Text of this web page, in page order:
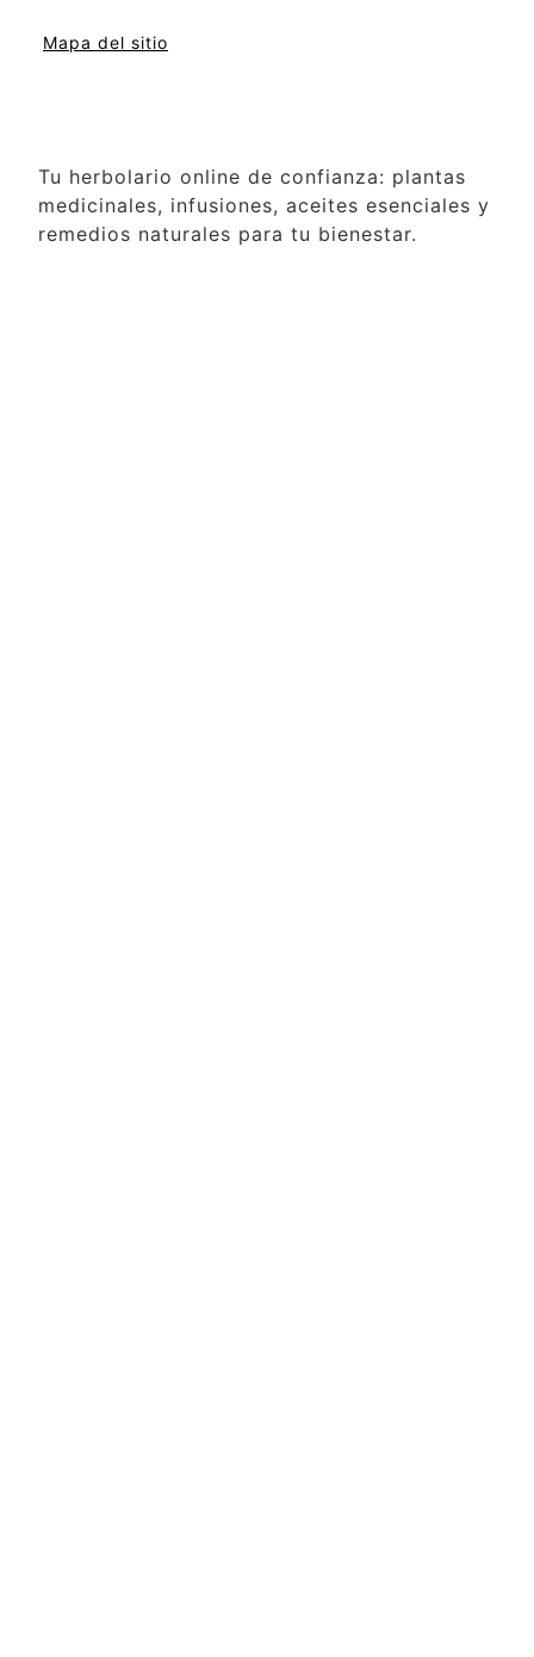
Mapa del sitio
Tu herbolario online de confianza: plantas
medicinales, infusiones, aceites esenciales y
remedios naturales para tu bienestar.